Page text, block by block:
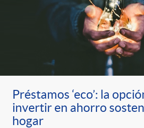
Préstamos ‘eco’: la
invertir en ahorro
hogar